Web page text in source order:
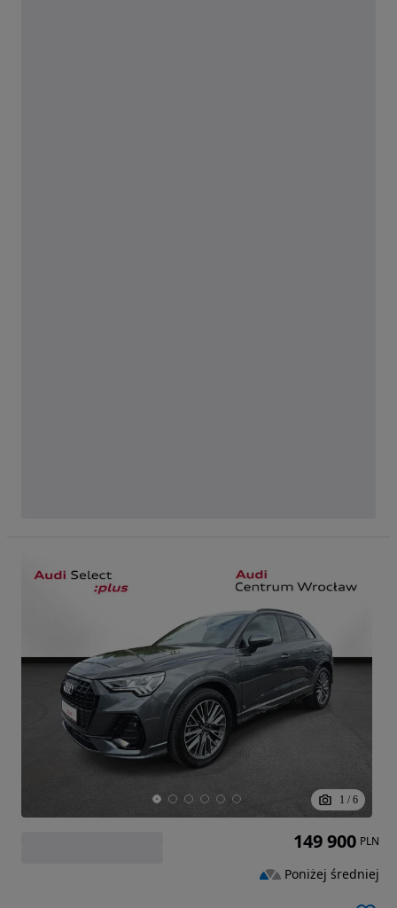
1 / 6
149 900 PLN
Poniżej średniej